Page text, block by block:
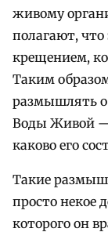
живому
полагают,
крещением,
Таким
размышлять
Воды Живой —
каково его
Такие
просто некое
которого он